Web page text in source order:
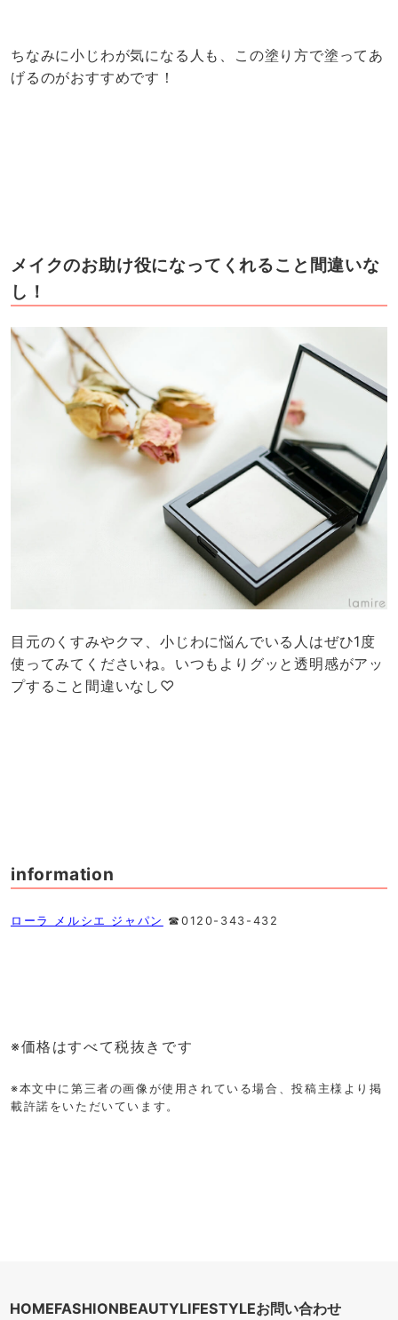
ちなみに小じわが気になる人も、この塗り方で塗ってあ
げるのがおすすめです！
メイクのお助け役になってくれること間違いな
し！
目元のくすみやクマ、小じわに悩んでいる人はぜひ1度
使ってみてくださいね。いつもよりグッと透明感がアッ
プすること間違いなし♡
information
ローラ メルシエ ジャパン ☎︎0120-343-432
※価格はすべて税抜きです
※本文中に第三者の画像が使用されている場合、投稿主様より掲
載許諾をいただいています。
HOMEFASHIONBEAUTYLIFESTYLEお問い合わせ